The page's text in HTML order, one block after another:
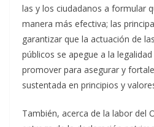
las y los ciudadanos a formular
manera más efectiva; las
garantizar que la actuación de
públicos se apegue a la
promover para asegurar y
sustentada en principios y
También, acerca de la labor del